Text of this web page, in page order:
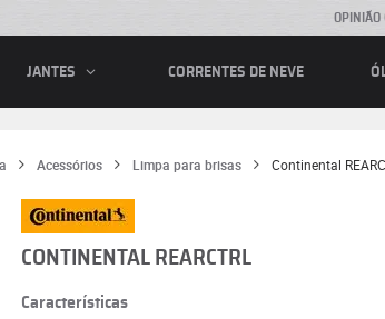
OPINIÃO
JANTES CORRENTES DE NEVE
Acessórios Limpa para brisas Continental
CONTINENTAL REARCTRL
Características